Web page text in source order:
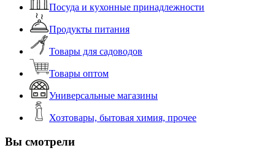
Посуда и кухонные принадлежности
Продукты питания
Товары для садоводов
Товары оптом
Универсальные магазины
Хозтовары, бытовая химия, прочее
Вы смотрели